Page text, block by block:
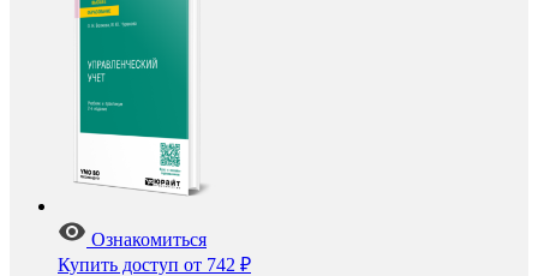
Ознакомиться
Купить доступ от 742 ₽